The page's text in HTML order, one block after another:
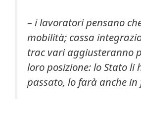
– i lavoratori pensano
mobilità; cassa
trac vari aggiusteranno
loro posizione: lo Stato li
passato, lo farà anche in